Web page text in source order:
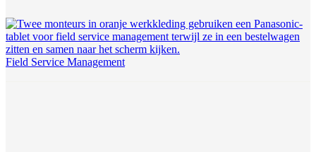
Field Service Management